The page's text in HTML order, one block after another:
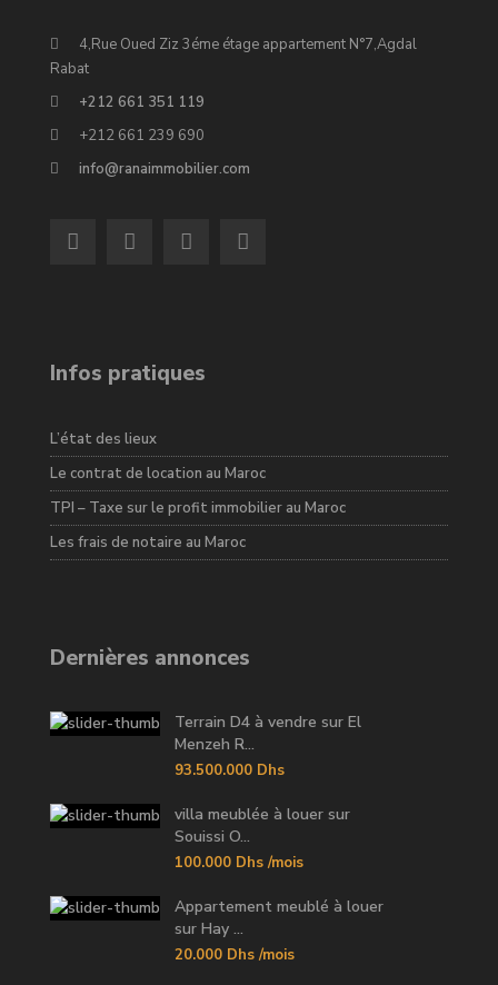
4,Rue Oued Ziz 3éme étage appartement N°7,Agdal
Rabat
+212 661 351 119
+212 661 239 690
info@ranaimmobilier.com
Infos pratiques
L’état des lieux
Le contrat de location au Maroc
TPI – Taxe sur le profit immobilier au Maroc
Les frais de notaire au Maroc
Dernières annonces
Terrain D4 à vendre sur El
Menzeh R...
93.500.000 Dhs
villa meublée à louer sur
Souissi O...
100.000 Dhs /mois
Appartement meublé à louer
sur Hay ...
20.000 Dhs /mois